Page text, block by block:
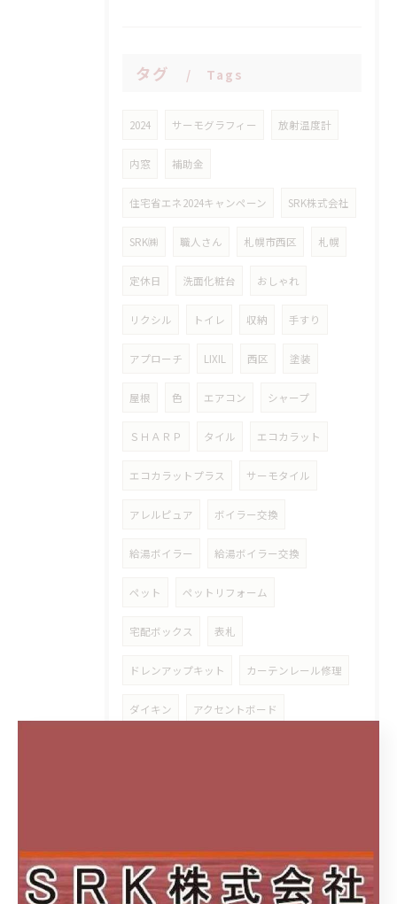
タグ Tags
2024 サーモグラフィー 放射温度計
内窓 補助金
住宅省エネ2024キャンペーン SRK株式会社
SRK㈱ 職人さん 札幌市西区 札幌
定休日 洗面化粧台 おしゃれ
リクシル トイレ 収納 手すり
アプローチ LIXIL 西区 塗装
屋根 色 エアコン シャープ
ＳＨＡＲＰ タイル エコカラット
エコカラットプラス サーモタイル
アレルピュア ボイラー交換
給湯ボイラー 給湯ボイラー交換
ペット ペットリフォーム
宅配ボックス 表札
ドレンアップキット カーテンレール修理
ダイキン アクセントボード
アクセントクロス サティス サティスS